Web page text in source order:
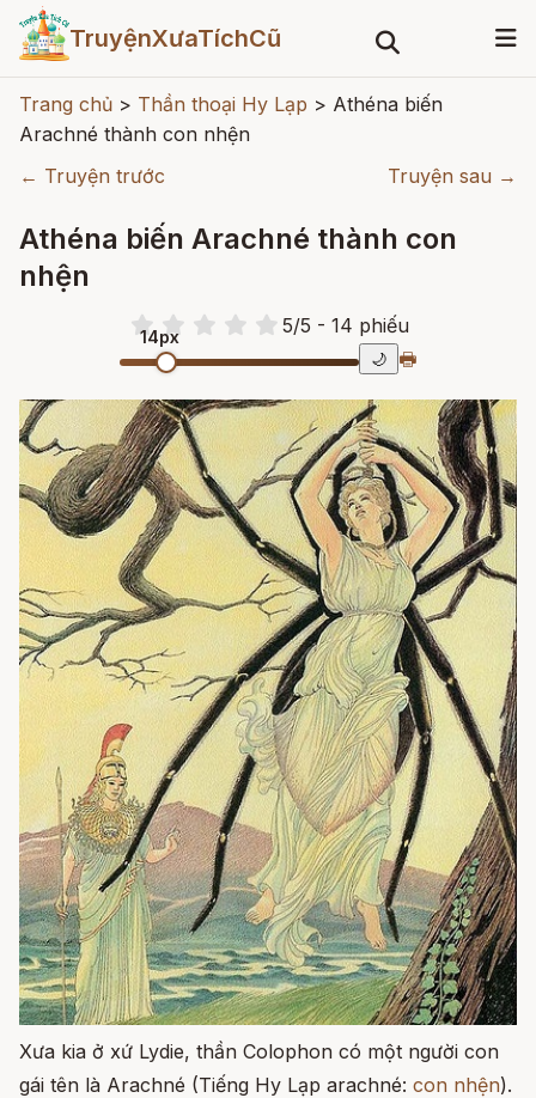
TruyệnXưaTíchCũ
Trang chủ > Thần thoại Hy Lạp > Athéna biến
Arachné thành con nhện
← Truyện trước
Truyện sau →
Athéna biến Arachné thành con
nhện
5/5 - 14 phiếu
14px
🌙 🖶
Xưa kia ở xứ Lydie, thần Colophon có một người con
gái tên là Arachné (Tiếng Hy Lạp arachné: con nhện).